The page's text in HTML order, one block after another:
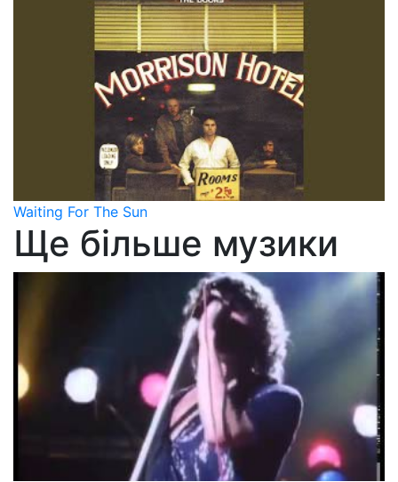
Waiting For The Sun
Ще більше музики